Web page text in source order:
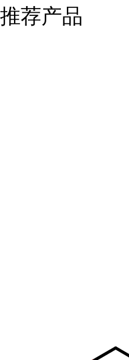
推荐产品